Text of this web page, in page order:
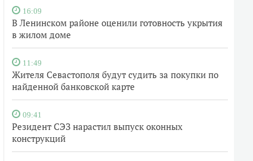
16:09
В Ленинском районе оценили готовность укрытия
в жилом доме
11:49
Жителя Севастополя будут судить за покупки по
найденной банковской карте
09:41
Резидент СЭЗ нарастил выпуск оконных
конструкций